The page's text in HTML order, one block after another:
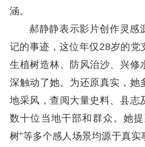
涵。
郝静静表示影片创作灵感
记的事迹，这位年仅28岁的党
生植树造林、防风治沙、兴修
深触动了她。为还原真实，她
地采风，查阅大量史料、县志
数十位当地干部和群众。她
树”等多个感人场景均源于真实